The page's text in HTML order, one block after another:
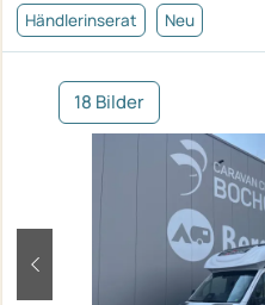
Händlerinserat Neu
18 Bilder
zurück